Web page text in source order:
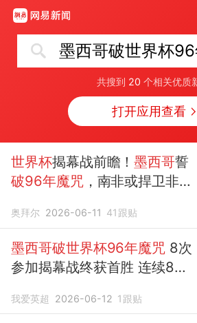
墨西哥破世界杯
共搜到 20 个相关优质
打开应用查看
世界杯揭幕战前瞻！墨西哥誓
破96年魔咒，南非或捍卫非洲
奥拜尔 2026-06-11 41 跟贴
墨西哥破世界杯96年魔咒8次
参加揭幕战终获首胜 连续8届
我爱英超 2026-06-12 1 跟贴